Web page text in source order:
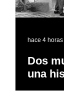
Dos
una
hace 4 horas